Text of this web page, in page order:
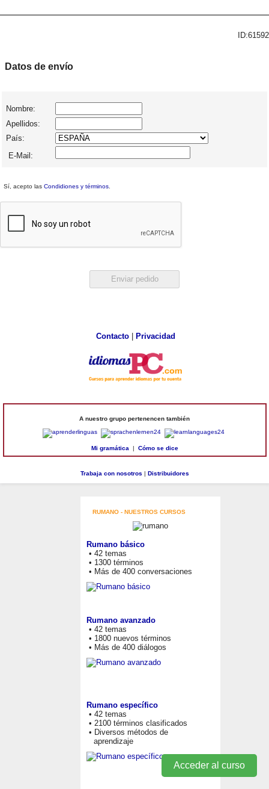
Acceder al curso
ID:61592
Datos de envío
Nombre:
Apellidos:
País:
E-Mail:
Sí, acepto las Condidiones y términos
Contacto| Privacidad
A nuestro grupo pertenencen también
Mi gramática | Cómo se dice
Trabaja con nosotros | Distribuidores
RUMANO - NUESTROS CURSOS
Rumano básico
• 42 temas
• 1300 términos
• Más de 400 conversaciones
Rumano avanzado
• 42 temas
• 1800 nuevos términos
• Más de 400 diálogos
Rumano específico
• 42 temas
• 2100 términos clasificados
• Diversos métodos de
aprendizaje